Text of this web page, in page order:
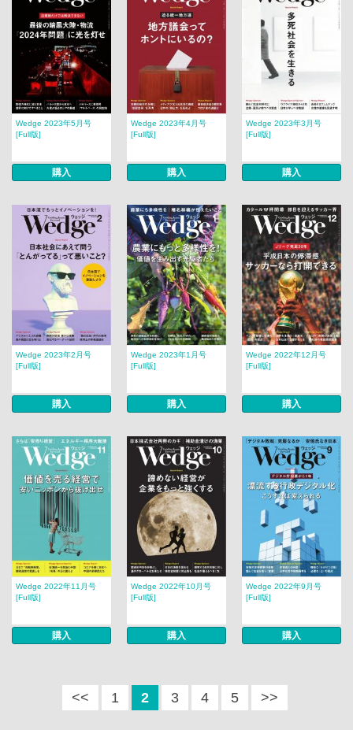
Wedge 2023年5月号
[Full版]
購入
Wedge 2023年4月号
[Full版]
購入
Wedge 2023年3月号
[Full版]
購入
Wedge 2023年2月号
[Full版]
購入
Wedge 2023年1月号
[Full版]
購入
Wedge 2022年12月号
[Full版]
購入
Wedge 2022年11月号
[Full版]
購入
Wedge 2022年10月号
[Full版]
購入
Wedge 2022年9月号
[Full版]
購入
<< 1 2 3 4 5 >>